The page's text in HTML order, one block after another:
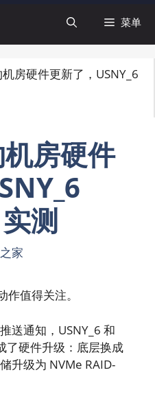
菜单
房硬件更新了，USNY_6
房硬件
测
家
值得关注。
送通知，USNY_6 和
了硬件升级：底层换成
升级为 NVMe RAID-